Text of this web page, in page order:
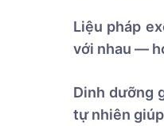
Liệu pháp
với nhau —
Dinh dưỡng
tự nhiên